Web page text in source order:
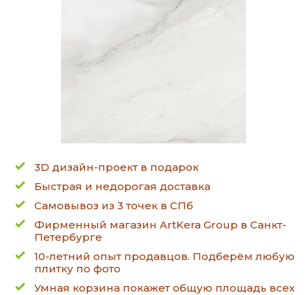
3D дизайн-проект в подарок
Быстрая и недорогая доставка
Самовывоз из 3 точек в СПб
Фирменный магазин ArtKera Group в Санкт-
Петербурге
10-летний опыт продавцов. Подберём любую
плитку по фото
Умная корзина покажет общую площадь всех